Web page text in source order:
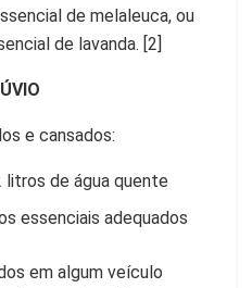
de melaleuca, ou
de lavanda. [2]
e cansados:
litros de água quente
essenciais adequados
em algum veículo